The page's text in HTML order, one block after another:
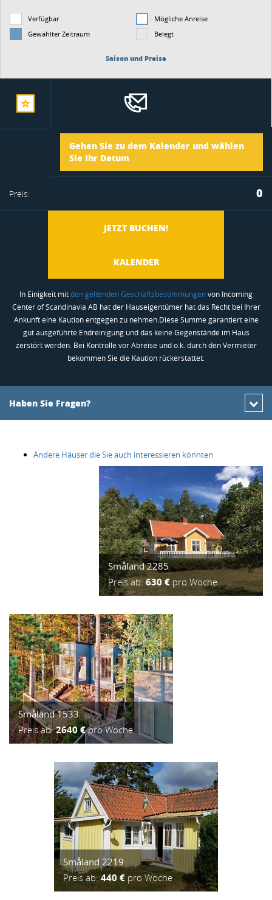
Verfügbar
Mögliche Anreise
Gewählter Zeitraum
Belegt
Saison und Preise
Gehen Sie zu dem Kalender und wählen
Sie Ihr Datum
Ankunft
Abreise
Preis: 0
JETZT BUCHEN!
KALENDER
In Einigkeit mitden geltenden Geschäftsbestimmungenvon Incoming
Center of Scandinavia AB hat der Hauseigentümer hat das Recht bei Ihrer
Ankunft eine Kaution entgegen zu nehmen.Diese Summe garantiert eine
gut ausgeführte Endreinigung und das keine Gegenstände im Haus
zerstört werden. Bei Kontrolle vor Abreise und o.k. durch den Vermieter
bekommen Sie die Kaution rückerstattet.
Haben Sie Fragen?
Andere Häuser die Sie auch interessieren könnten
Småland 2285
Preis ab:630 € pro Woche
Småland 1533
Preis ab:2640 €pro Woche
Småland 2219
Preis ab:440 € pro Woche